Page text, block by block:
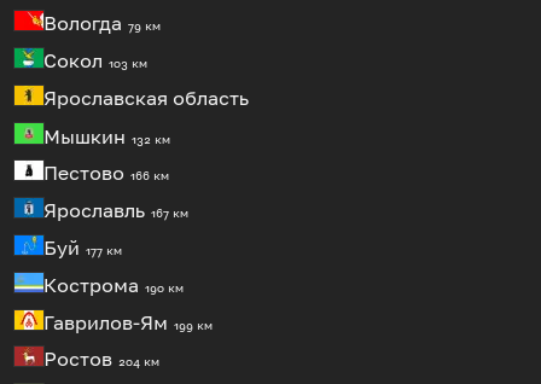
Вологда 79 км
Сокол 103 км
Ярославская область
Мышкин 132 км
Пестово 166 км
Ярославль 167 км
Буй 177 км
Кострома 190 км
Гаврилов-Ям 199 км
Ростов 204 км